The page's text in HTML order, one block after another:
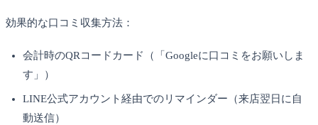
効果的な口コミ収集方法：
会計時のQRコードカード（「Googleに口コミをお願いしま
す」）
LINE公式アカウント経由でのリマインダー（来店翌日に自
動送信）